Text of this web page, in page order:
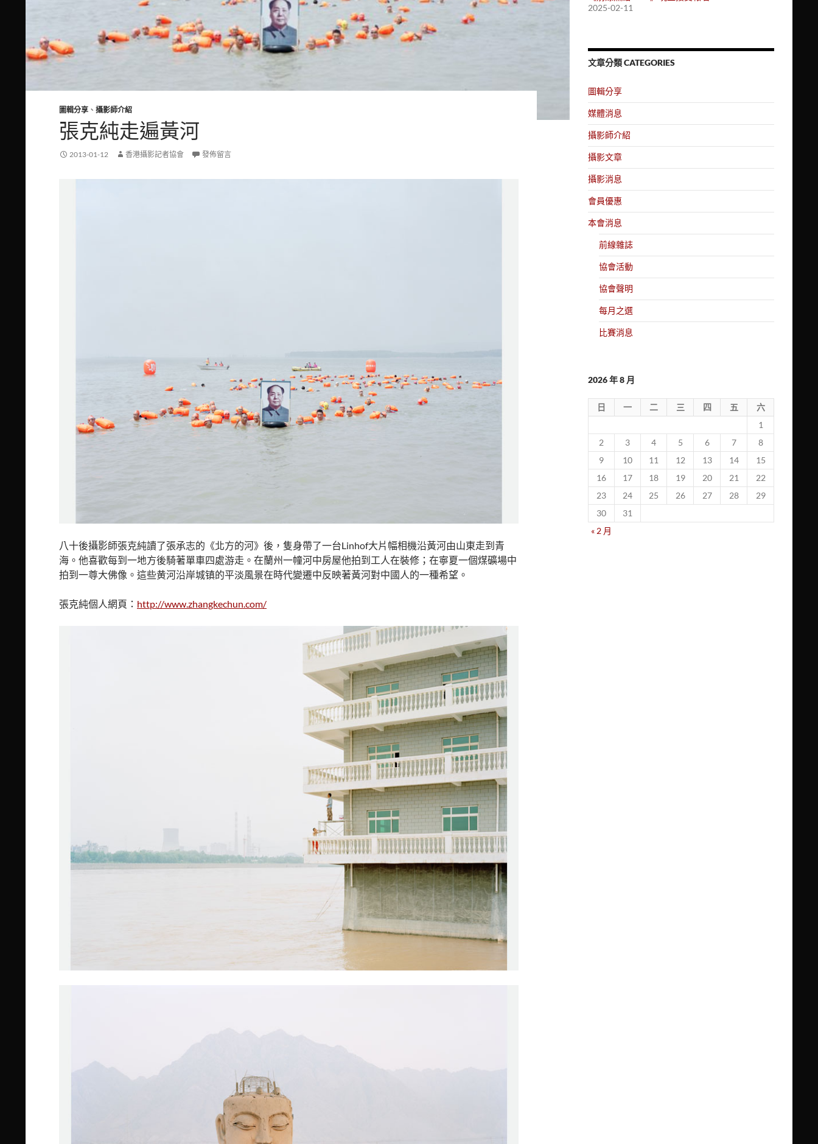
圖輯分享 、 攝影師介紹
張克純走遍黃河
2013-01-12 香港攝影記者協會 發佈留言
八十後攝影師張克純讀了張承志的《北方的河》後，隻身帶了一台Linhof大片幅相機沿黃河由山東走到青
海。他喜歡每到一地方後騎著單車四處游走。在蘭州一幢河中房屋他拍到工人在裝修；在寧夏一個煤礦場中
拍到一尊大佛像。這些黄河沿岸城镇的平淡風景在時代變遷中反映著黃河對中國人的一種希望。
張克純個人網頁： http://www.zhangkechun.com/
2025-02-11
文章分類 CATEGORIES
圖輯分享
媒體消息
攝影師介紹
攝影文章
攝影消息
會員優惠
本會消息
前線雜誌
協會活動
協會聲明
每月之選
比賽消息
2026 年 8 月
日 一 二 三 四 五
六
1
2
3 4 5 6 7
8
9
10 11 12 13 14
15
16
17 18 19 20 21
22
23
24 25 26 27 28
29
30
31
« 2 月